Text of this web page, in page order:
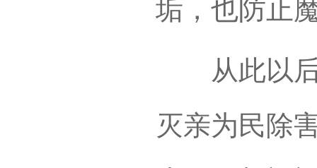
垢，也防止
从此以后
灭亲为民除